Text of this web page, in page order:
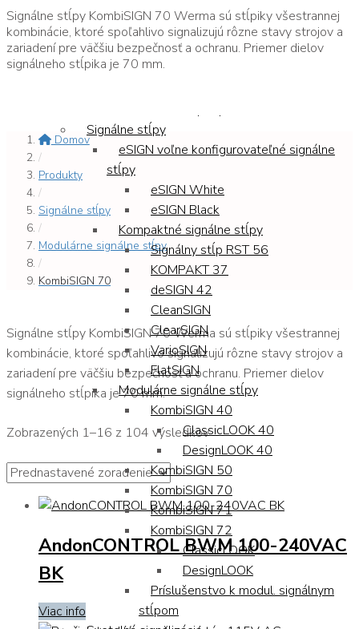
Letecké pozičné svetlá
Svetlo na heliport
Letecké pozičné svetlo nízkej svietivosti
Letecké pozičné svetlo strednej
Signálne stĺpy
eSIGN voľne konfigurovateľné signálne
stĺpy
eSIGN White
eSIGN Black
Kompaktné signálne stĺpy
Signálny stĺp RST 56
KOMPAKT 37
deSIGN 42
CleanSIGN
ClearSIGN
VarioSIGN
FlatSIGN
Modulárne signálne stĺpy
KombiSIGN 40
ClassicLOOK 40
DesignLOOK 40
KombiSIGN 50
KombiSIGN 70
KombiSIGN 71
KombiSIGN 72
ClassicLOOK
DesignLOOK
Príslušenstvo k modul. signálnym
stĺpom
Signálne stĺpy KombiSIGN 70 Werma sú stĺpiky všestrannej
kombinácie, ktoré spoľahlivo signalizujú rôzne stavy strojov a
zariadení pre väčšiu bezpečnosť a ochranu. Priemer dielov
signálneho stĺpika je 70 mm.
Domov
/
Produkty
/
Signálne stĺpy
/
Modulárne signálne stĺpy
/
KombiSIGN 70
Signálne stĺpy KombiSIGN 70 Werma sú stĺpiky všestrannej
kombinácie, ktoré spoľahlivo signalizujú rôzne stavy strojov a
zariadení pre väčšiu bezpečnosť a ochranu. Priemer dielov
signálneho stĺpika je 70 mm.
Zobrazených 1–16 z 104 výsledkov
AndonCONTROL BWM 100-240VAC
BK
Viac info